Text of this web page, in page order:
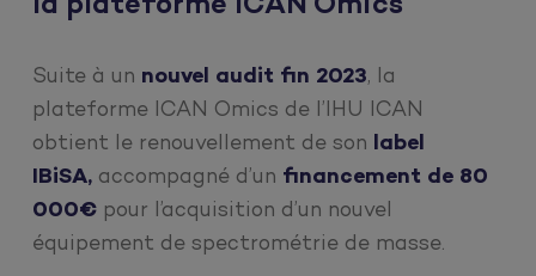
la plateforme ICAN Omics
Suite à un nouvel audit fin 2023, la
plateforme ICAN Omics de l’IHU ICAN
obtient le renouvellement de son
label
IBiSA, accompagné d’un financement de 80
000€ pour l’acquisition d’un nouvel
équipement de spectrométrie de masse.